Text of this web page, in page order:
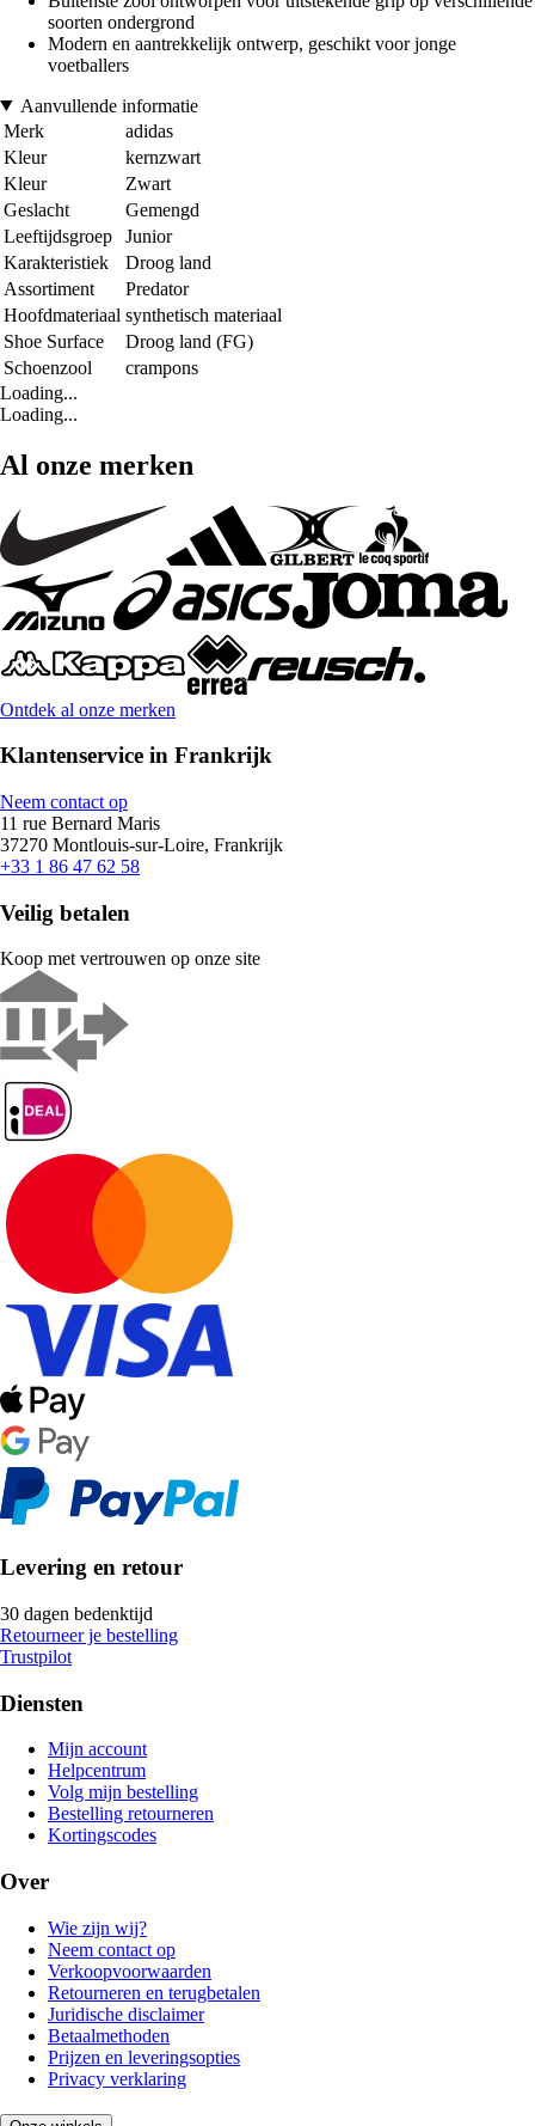
soorten ondergrond
Modern en aantrekkelijk ontwerp, geschikt voor jonge
voetballers
Aanvullende informatie
Merk
adidas
Kleur
kernzwart
Kleur
Zwart
Geslacht
Gemengd
Leeftijdsgroep
Junior
Karakteristiek
Droog land
Assortiment
Predator
Hoofdmateriaal synthetisch materiaal
Shoe Surface
Droog land (FG)
Schoenzool
crampons
Loading...
Loading...
Al onze merken
Ontdek al onze merken
Klantenservice in Frankrijk
Neem contact op
11 rue Bernard Maris
37270 Montlouis-sur-Loire, Frankrijk
+33 1 86 47 62 58
Veilig betalen
Koop met vertrouwen op onze site
Levering en retour
30 dagen bedenktijd
Retourneer je bestelling
Trustpilot
Diensten
Mijn account
Helpcentrum
Volg mijn bestelling
Bestelling retourneren
Kortingscodes
Over
Wie zijn wij?
Neem contact op
Verkoopvoorwaarden
Retourneren en terugbetalen
Juridische disclaimer
Betaalmethoden
Prijzen en leveringsopties
Privacy verklaring